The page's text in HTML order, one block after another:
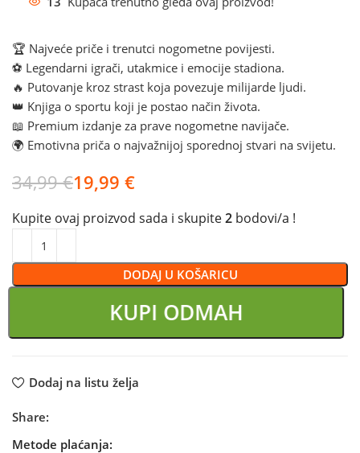
🏆 Najveće priče i trenutci nogometne povijesti.
⚽ Legendarni igrači, utakmice i emocije stadiona.
🔥 Putovanje kroz strast koja povezuje milijarde ljudi.
👑 Knjiga o sportu koji je postao način života.
📖 Premium izdanje za prave nogometne navijače.
🌍 Emotivna priča o najvažnijoj sporednoj stvari na svijetu.
34,99€19,99 €
Kupite ovaj proizvod sada i skupite2 bodovi/a !
DODAJ U KOŠARICU
KUPI ODMAH
Dodaj na listu želja
Share:
Metode plaćanja: